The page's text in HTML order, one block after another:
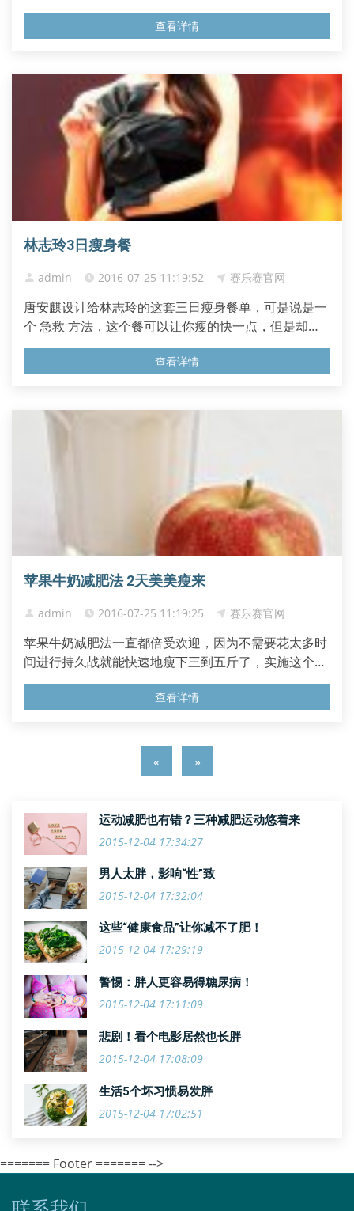
餐。因为她们都曾经是胖胖的模样，可如今呢？吴君如
利用食肉减肥外加fitforlife餐，让身材脱胎换骨减了10
慕。 郑秀文的3日军人餐...
查看详情
林志玲3日瘦身餐
admin 2016-07-25 11:19:52 赛乐赛官网
唐安麒设计给林志玲的这套三日瘦身餐单，可是说是一
个 急救 方法，这个餐可以让你瘦的快一点，但是却不
可以每天吃，三天一个循环，一个月能吃两次，至少相
隔两个星期才能进行一次。这个餐量不多，会饿一些，
意事项 1.三天期间...
查看详情
苹果牛奶减肥法 2天美美瘦来
admin 2016-07-25 11:19:25 赛乐赛官网
苹果牛奶减肥法一直都倍受欢迎，因为不需要花太多时
间进行持久战就能快速地瘦下三到五斤了，实施这个减
肥方法的时间两天即可，可以安排在周未两天来实行。
在其余时间里注意一下自己平时的饮食就能保持住减肥
查看详情
« »
运动减肥也有错？三种减肥运动悠着来
2015-12-04 17:34:27
男人太胖，影响“性”致
2015-12-04 17:32:04
这些“健康食品”让你减不了肥！
2015-12-04 17:29:19
警惕：胖人更容易得糖尿病！
2015-12-04 17:11:09
悲剧！看个电影居然也长胖
2015-12-04 17:08:09
生活5个坏习惯易发胖
2015-12-04 17:02:51
======= Footer ======= -->